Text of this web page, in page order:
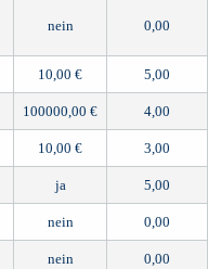
nein 0,00
10,00 € 5,00
100000,00 € 4,00
10,00 € 3,00
ja 5,00
nein 0,00
nein 0,00